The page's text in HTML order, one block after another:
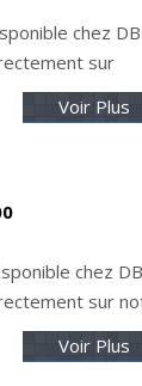
chez DB
sur
Voir Plus
chez DB
sur
Voir Plus